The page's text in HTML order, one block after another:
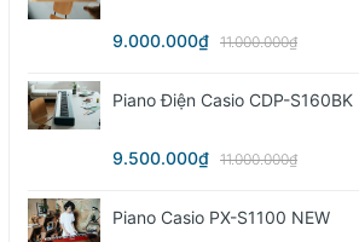
9.000.000₫ 11.000.000₫
Piano Điện Casio CDP-S160BK
9.500.000₫ 11.000.000₫
Piano Casio PX-S1100 NEW